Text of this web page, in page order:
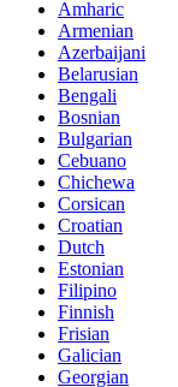
Amharic
Armenian
Azerbaijani
Belarusian
Bengali
Bosnian
Bulgarian
Cebuano
Chichewa
Corsican
Croatian
Dutch
Estonian
Filipino
Finnish
Frisian
Galician
Georgian